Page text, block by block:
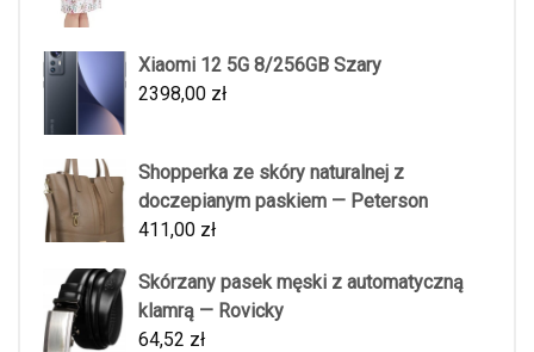
Xiaomi 12 5G 8/256GB Szary
2398,00 zł
Shopperka ze skóry naturalnej z
doczepianym paskiem — Peterson
411,00 zł
Skórzany pasek męski z automatyczną
klamrą — Rovicky
64,52 zł